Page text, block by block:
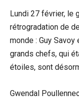
Lundi 27 février, le
rétrogradation de
monde : Guy Savoy
grands chefs, qui
étoiles, sont
Gwendal